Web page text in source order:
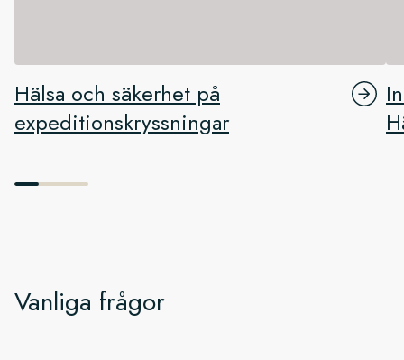
Hälsa och säkerhet på
expeditionskryssningar
Vanliga frågor